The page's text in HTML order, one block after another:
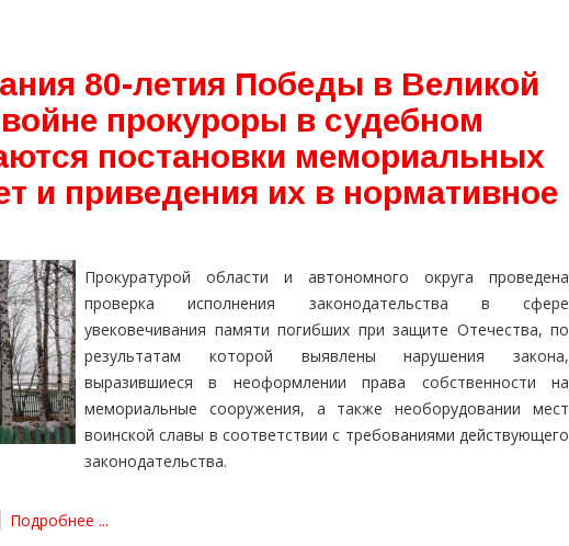
80-летия Победы в Великой
прокуроры в судебном
постановки мемориальных
и приведения их в нормативное
Прокуратурой области и автономного округа проведена
проверка исполнения законодательства в сфере
увековечивания памяти погибших при защите Отечества, по
результатам которой выявлены нарушения закона,
выразившиеся в неоформлении права собственности на
мемориальные сооружения, а также необорудовании мест
воинской славы в соответствии с требованиями действующего
законодательства.
Подробнее ...